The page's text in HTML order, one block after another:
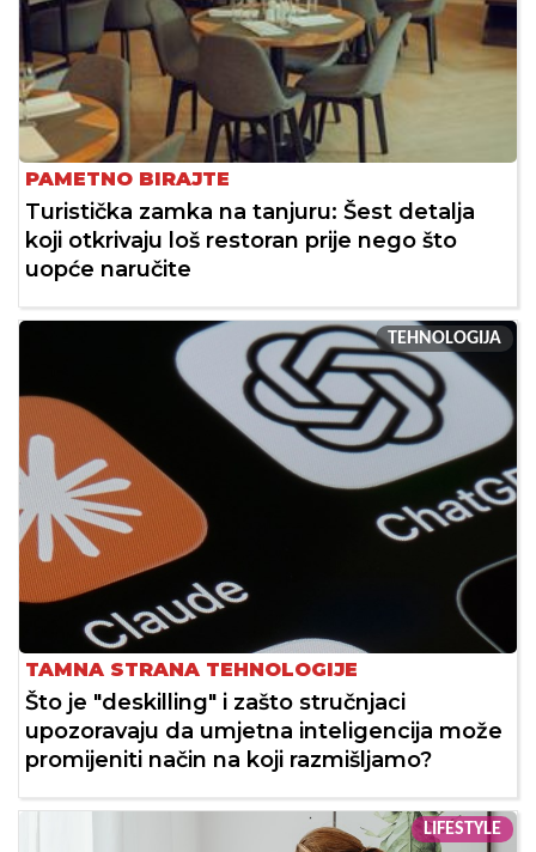
PAMETNO BIRAJTE
Turistička zamka na tanjuru: Šest detalja
koji otkrivaju loš restoran prije nego što
uopće naručite
TEHNOLOGIJA
TAMNA STRANA TEHNOLOGIJE
Što je "deskilling" i zašto stručnjaci
upozoravaju da umjetna inteligencija može
promijeniti način na koji razmišljamo?
LIFESTYLE